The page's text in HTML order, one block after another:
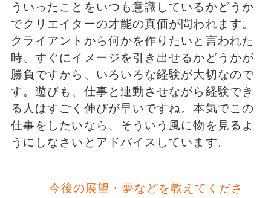
ういったことをいつも意識しているかどうか
でクリエイターの才能の真価が問われます。
クライアントから何かを作りたいと言われた
時、すぐにイメージを引き出せるかどうかが
勝負ですから、いろいろな経験が大切なので
す。遊びも、仕事と連動させながら経験でき
る人はすごく伸びが早いですね。本気でこの
仕事をしたいなら、そういう風に物を見るよ
うにしなさいとアドバイスしています。
今後の展望・夢などを教えてくださ